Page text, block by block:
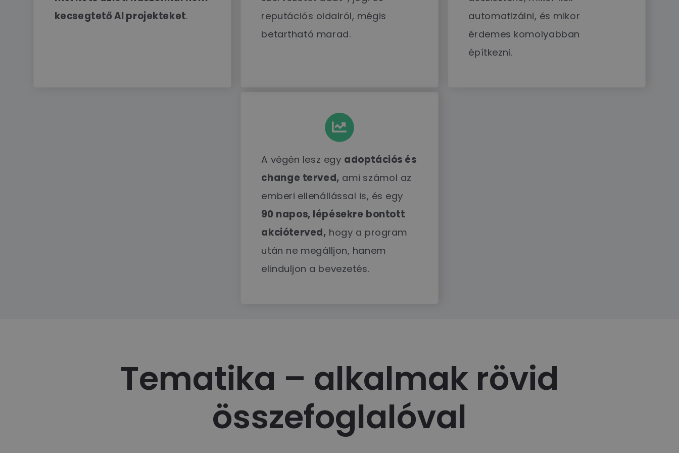
kecsegtető AI projekteket.
reputációs oldalról, mégis
betartható marad.
automatizálni, és mikor
érdemes komolyabban
építkezni.
A végén lesz egy adoptációs és
change terved, ami számol az
emberi ellenállással is, és egy
90 napos, lépésekre bontott
akcióterved, hogy a program
után ne megálljon, hanem
elinduljon a bevezetés.
Tematika – alkalmak rövid
összefoglalóval